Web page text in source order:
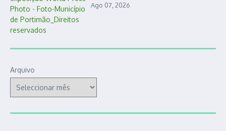
Ago 07, 2026
Arquivo